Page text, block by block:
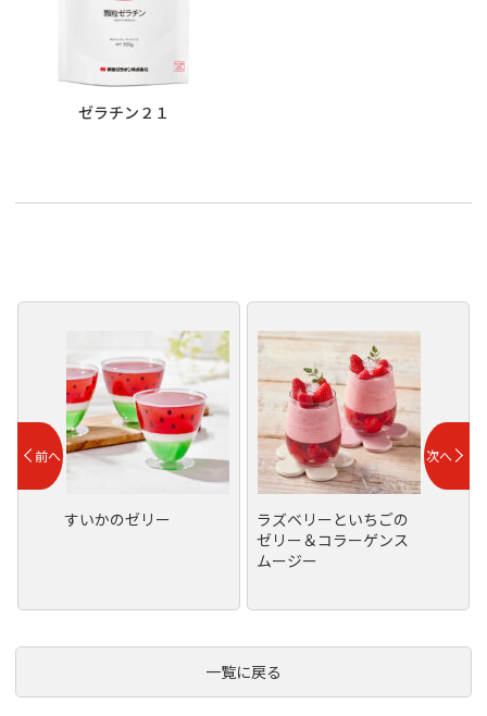
ゼラチン２１
すいかのゼリー
ラズベリーといちごの
ゼリー＆コラーゲンス
ムージー
一覧に戻る